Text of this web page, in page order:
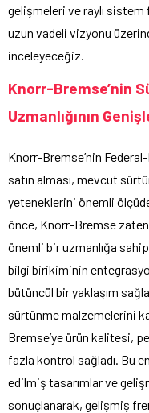
gelişmeleri ve raylı
uzun vadeli vizyonu
inceleyeceğiz.
Knorr-Bremse’nin
Uzmanlığının
Knorr-Bremse’nin
satın alması, mevcut
yeteneklerini önemli
önce, Knorr-Bremse
önemli bir uzmanlığa
bilgi birikiminin
bütüncül bir yaklaşım
sürtünme malzemelerini
Bremse’ye ürün kalitesi,
fazla kontrol sağladı. Bu
edilmiş tasarımlar ve
sonuçlanarak, gelişmiş